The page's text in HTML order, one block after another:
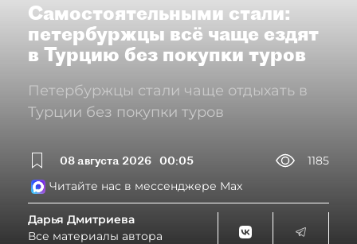
Самостоятельными стали:
петербуржцы всё чаще ездят
в Турцию без покупки туров
Петербуржцы стали чаще отдыхать в
Турции без покупки туров
08 августа 2026 00:05
1185
Читайте нас в мессенджере Max
Дарья Дмитриева
Все материалы автора